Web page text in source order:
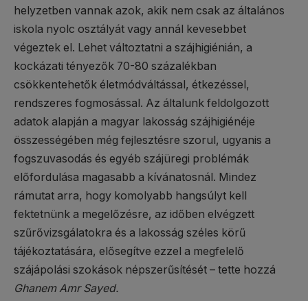
helyzetben vannak azok, akik nem csak az általános
iskola nyolc osztályát vagy annál kevesebbet
végeztek el. Lehet változtatni a szájhigiénián, a
kockázati tényezők 70-80 százalékban
csökkentehetők életmódváltással, étkezéssel,
rendszeres fogmosással. Az általunk feldolgozott
adatok alapján a magyar lakosság szájhigiénéje
összességében még fejlesztésre szorul, ugyanis a
fogszuvasodás és egyéb szájüregi problémák
előfordulása magasabb a kívánatosnál. Mindez
rámutat arra, hogy komolyabb hangsúlyt kell
fektetnünk a megelőzésre, az időben elvégzett
szűrővizsgálatokra és a lakosság széles körű
tájékoztatására, elősegítve ezzel a megfelelő
szájápolási szokások népszerűsítését – tette hozzá
Ghanem Amr Sayed.